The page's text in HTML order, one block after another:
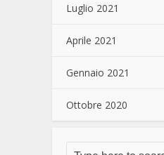
Luglio 2021
Aprile 2021
Gennaio 2021
Ottobre 2020